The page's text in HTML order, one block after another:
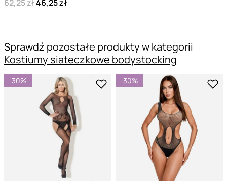
62,25 zł46,25 zł
Sprawdź pozostałe produkty w kategorii
Kostiumy siateczkowe bodystocking
-30% -30%